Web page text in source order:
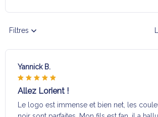
Filtres
Yannick B.
Allez Lorient !
Le logo est immense et bien net, les